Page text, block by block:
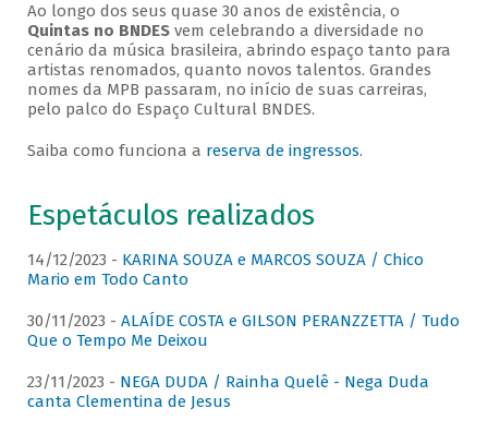
Ao longo dos seus quase 30 anos de existência, o
Quintas no BNDESvem celebrando a diversidade no
cenário da música brasileira, abrindo espaço tanto para
artistas renomados, quanto novos talentos. Grandes
nomes da MPB passaram, no início de suas carreiras,
pelo palco do Espaço Cultural BNDES.
Saiba como funciona a reserva de ingressos.
Espetáculos realizados
14/12/2023 - KARINA SOUZA e MARCOS SOUZA / Chico
Mario em Todo Canto
30/11/2023 - ALAÍDE COSTA e GILSON PERANZZETTA / Tudo
Que o Tempo Me Deixou
23/11/2023 - NEGA DUDA / Rainha Quelê - Nega Duda
canta Clementina de Jesus